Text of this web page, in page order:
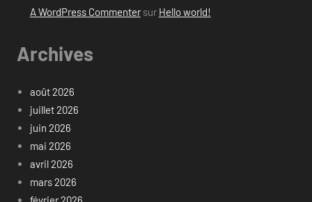
A WordPress Commentersur Hello world!
Archives
août 2026
juillet 2026
juin 2026
mai 2026
avril 2026
mars 2026